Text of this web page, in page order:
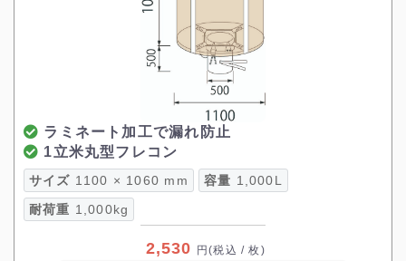
ラミネート加工で漏れ防止
1立米丸型フレコン
サイズ 1100 × 1060 mm 容量 1,000L
耐荷重 1,000kg
2,530 円(税込 / 枚)